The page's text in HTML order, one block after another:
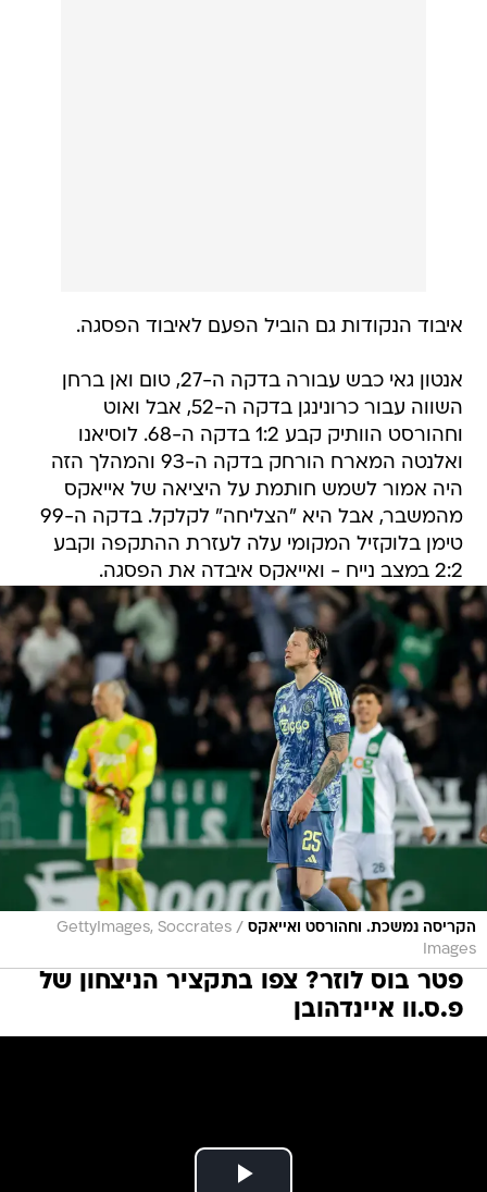
איבוד הנקודות גם הוביל הפעם לאיבוד הפסגה.
אנטון גאי כבש עבורה בדקה ה-27, טום ואן ברחן
השווה עבור כרונינגן בדקה ה-52, אבל ואוט
וחהורסט הוותיק קבע 1:2 בדקה ה-68. לוסיאנו
ואלנטה המארח הורחק בדקה ה-93 והמהלך הזה
היה אמור לשמש חותמת על היציאה של אייאקס
מהמשבר, אבל היא "הצליחה" לקלקל. בדקה ה-99
טימן בלוקזיל המקומי עלה לעזרת ההתקפה וקבע
2:2 במצב נייח - ואייאקס איבדה את הפסגה.
הקריסה נמשכת. וחהורסט ואייאקס /
GettyImages, Soccrates
Images
פטר בוס לוזר? צפו בתקציר הניצחון של
פ.ס.וו איינדהובן